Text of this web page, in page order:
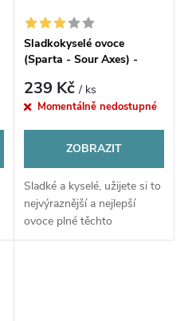
Sladkokyselé ovoce
(Sparta - Sour Axes) -
239 Kč/ ks
Momentálně nedostupné
ZOBRAZIT
Sladké a kyselé, užijete si to
nejvýraznější a nejlepší
ovoce plné těchto
neodolatelných tónů.